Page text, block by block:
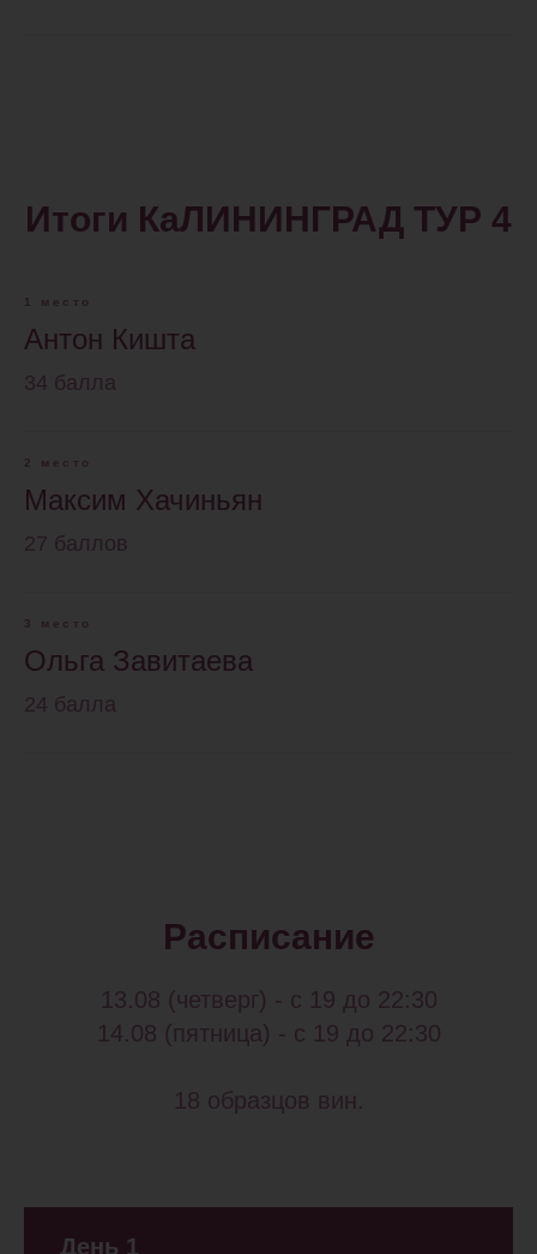
Итоги КаЛИНИНГРАД ТУР 4
1 место
Антон Кишта
34 балла
2 место
Максим Хачиньян
27 баллов
3 место
Ольга Завитаева
24 балла
Этого мало? После мастер-класса
двухдневный марафон «Винтенсив», на
котором Вас ждут:
— масштабная слепая дегустация,
— разборы и обратная связь,
Расписание
13.08 (четверг) - с 19 до 22:30
14.08 (пятница) - с 19 до 22:30
18 образцов вин.
День 1